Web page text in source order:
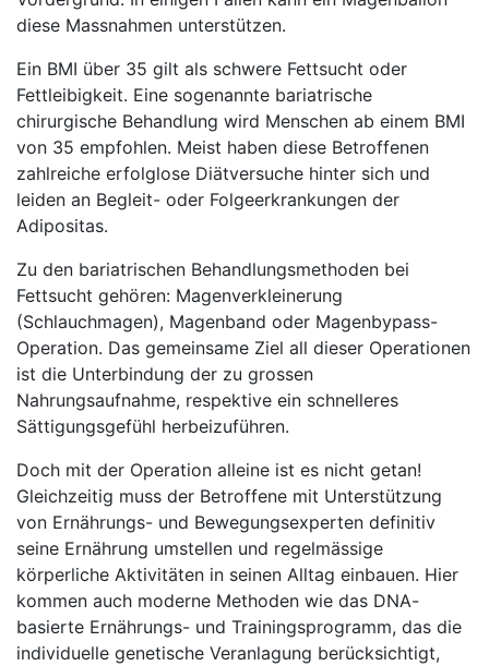
diese Massnahmen unterstützen.
Ein BMI über 35 gilt als schwere Fettsucht oder
Fettleibigkeit. Eine sogenannte bariatrische
chirurgische Behandlung wird Menschen ab einem BMI
von 35 empfohlen. Meist haben diese Betroffenen
zahlreiche erfolglose Diätversuche hinter sich und
leiden an Begleit- oder Folgeerkrankungen der
Adipositas.
Zu den bariatrischen Behandlungsmethoden bei
Fettsucht gehören: Magenverkleinerung
(Schlauchmagen), Magenband oder Magenbypass-
Operation. Das gemeinsame Ziel all dieser Operationen
ist die Unterbindung der zu grossen
Nahrungsaufnahme, respektive ein schnelleres
Sättigungsgefühl herbeizuführen.
Doch mit der Operation alleine ist es nicht getan!
Gleichzeitig muss der Betroffene mit Unterstützung
von Ernährungs- und Bewegungsexperten definitiv
seine Ernährung umstellen und regelmässige
körperliche Aktivitäten in seinen Alltag einbauen. Hier
kommen auch moderne Methoden wie das DNA-
basierte Ernährungs- und Trainingsprogramm, das die
individuelle genetische Veranlagung berücksichtigt,